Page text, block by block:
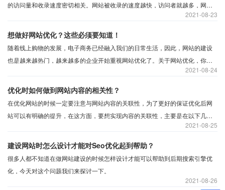
08-23
2021
的访问量和收录速度密切相关。网站被收录的速度越快，访问者就越多，网站
08-24
2021
想做好网站优化？这些必须要知道！
随着线上购物的发展，电子商务已经融入我们的日常生活，因此，网站的建设
也是越来越热门，越来越多的企业开始重视网站优化了。关于网站优化，你需
08-25
2021
优化时如何做到网站内容的相关性？
在优化网站的时候一定要注意与网站内容的关联性，为了更好的保证优化后网
站可以有明确的提升，在这方面，要想实现内容的关联性，主要是在以下几个
08-26
2021
建设网站时怎么设计才能对Seo优化起到帮助？
很多人都不知道在做网站建设的时候怎样设计才能可以帮助到后期搜索引擎优